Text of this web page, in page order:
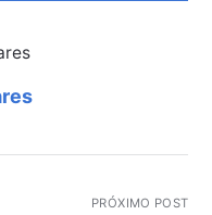
PRÓXIMO POST